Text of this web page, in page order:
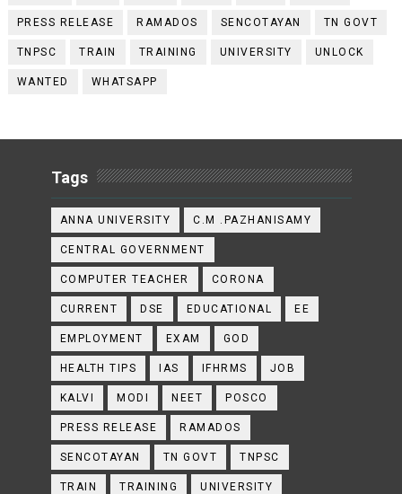
PRESS RELEASE RAMADOS SENCOTAYAN TN GOVT
TNPSC TRAIN TRAINING UNIVERSITY UNLOCK
WANTED WHATSAPP
Tags
ANNA UNIVERSITY C.M .PAZHANISAMY
CENTRAL GOVERNMENT
COMPUTER TEACHER CORONA
CURRENT DSE EDUCATIONAL EE
EMPLOYMENT EXAM GOD
HEALTH TIPS IAS IFHRMS JOB
KALVI MODI NEET POSCO
PRESS RELEASE RAMADOS
SENCOTAYAN TN GOVT TNPSC
TRAIN TRAINING UNIVERSITY